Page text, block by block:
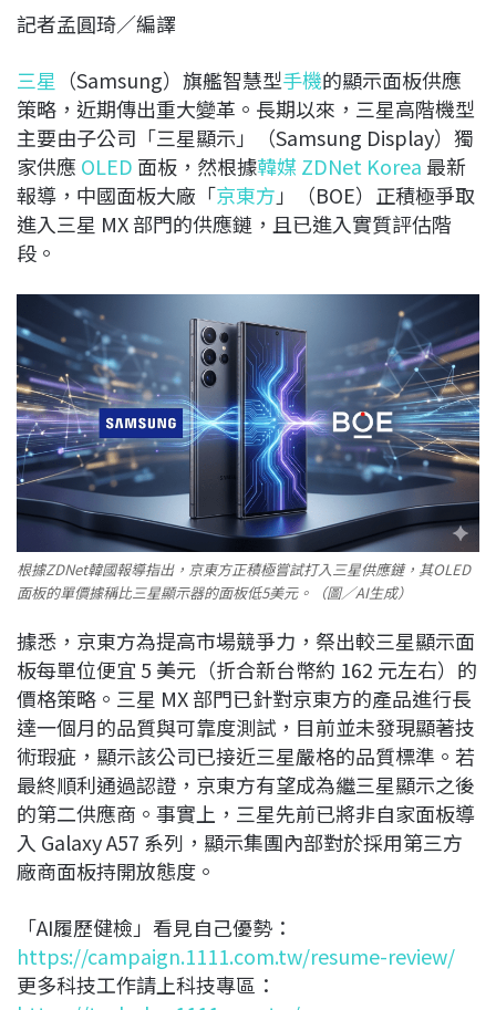
c
b
o
o
k
n
r
a
d
s
e
d
I
n
L
i
n
k
記者孟圓琦／編譯
三星 （Samsung）旗艦智慧型手機的顯示面板供應
策略，近期傳出重大變革。長期以來，三星高階機型
主要由子公司「三星顯示」（Samsung Display）獨
家供應 OLED 面板，然根據韓媒 ZDNet Korea 最新
報導，中國面板大廠「京東方 」（BOE）正積極爭取
進入三星 MX 部門的供應鏈，且已進入實質評估階
段。
根據ZDNet韓國報導指出，京東方正積極嘗試打入三星供應鏈，其OLED
面板的單價據稱比三星顯示器的面板低5美元。（圖／AI生成）
據悉，京東方為提高市場競爭力，祭出較三星顯示面
板每單位便宜 5 美元（折合新台幣約 162 元左右）的
價格策略。三星 MX 部門已針對京東方的產品進行長
達一個月的品質與可靠度測試，目前並未發現顯著技
術瑕疵，顯示該公司已接近三星嚴格的品質標準。若
最終順利通過認證，京東方有望成為繼三星顯示之後
的第二供應商。事實上，三星先前已將非自家面板導
入 Galaxy A57 系列，顯示集團內部對於採用第三方
廠商面板持開放態度。
「AI履歷健檢」看見自己優勢：
https://campaign.1111.com.tw/resume-review/
更多科技工作請上科技專區：